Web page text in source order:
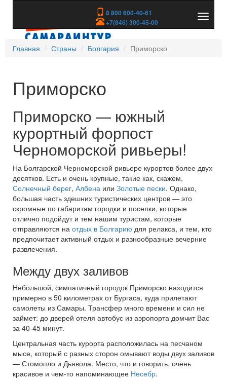
8 800 600-40-61
+7(846) 300-45-00
скрыть
Главная
Страны Болгария Приморско
Приморско
Приморско — южный
курортный форпост
Черноморской ривьеры!
На Болгарской Черноморской ривьере курортов более двух
десятков. Есть и очень крупные, такие как, скажем,
Солнечный берег, Албена или Золотые пески. Однако,
большая часть здешних туристических центров — это
скромные по габаритам городки и поселки, которые
отлично подойдут и тем нашим туристам, которые
отправляются на отдых в Болгарию для релакса, и тем, кто
предпочитает активный отдых и разнообразные вечерние
развлечения.
Между двух заливов
Небольшой, симпатичный городок Приморско находится
примерно в 50 километрах от Бургаса, куда прилетают
самолеты из Самары. Трансфер много времени и сил не
займет: до дверей отеля автобус из аэропорта домчит Вас
за 40-45 минут.
Центральная часть курорта расположилась на песчаном
мысе, который с разных сторон омывают воды двух заливов
— Стомопло и Дьявола. Место, что и говорить, очень
красивое и чем-то напоминающее Несебр.